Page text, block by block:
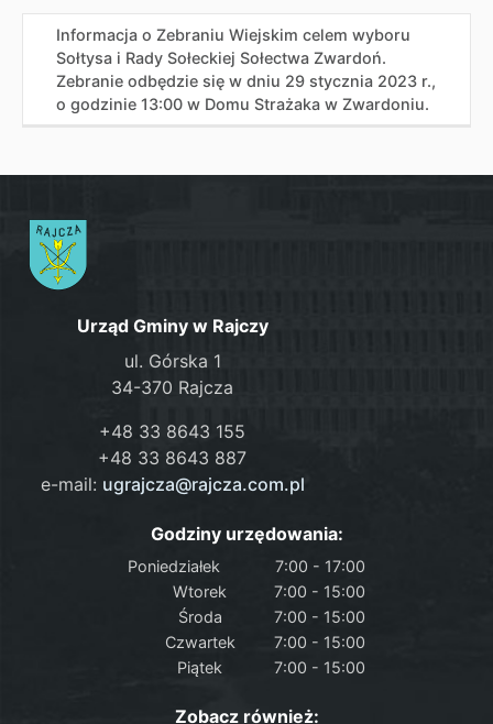
Informacja o Zebraniu Wiejskim celem wyboru
Sołtysa i Rady Sołeckiej Sołectwa Zwardoń.
Zebranie odbędzie się w dniu 29 stycznia 2023 r.,
o godzinie 13:00 w Domu Strażaka w Zwardoniu.
Urząd Gminy w Rajczy
ul. Górska 1
34-370 Rajcza
+48 33 8643 155
+48 33 8643 887
e-mail: ugrajcza@rajcza.com.pl
Godziny urzędowania:
Poniedziałek
7:00 - 17:00
Wtorek
7:00 - 15:00
Środa
7:00 - 15:00
Czwartek
7:00 - 15:00
Piątek
7:00 - 15:00
Zobacz również: